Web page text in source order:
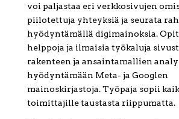
voi paljastaa eri verkkosivujen
piilotettuja yhteyksiä ja seurata
hyödyntämällä digimainoksia.
helppoja ja ilmaisia työkaluja
rakenteen ja ansaintamallien
hyödyntämään Meta- ja Googlen
mainoskirjastoja. Työpaja sopii
toimittajille taustasta riippumatta.